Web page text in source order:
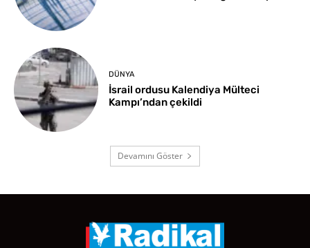
DÜNYA
İsrail ordusu Kalendiya Mülteci
Kampı’ndan çekildi
Devamını Göster